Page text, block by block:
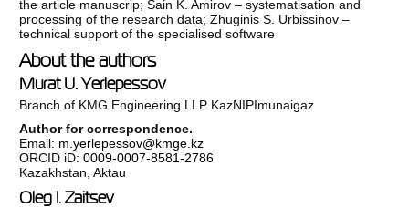
the article manuscrip; Sain K. Amirov – systematisation and
processing of the research data; Zhuginis S. Urbissinov –
technical support of the specialised software
About the authors
Murat U. Yerlepessov
Branch of KMG Engineering LLP KazNIPImunaigaz
Author for correspondence.
Email: m.yerlepessov@kmge.kz
ORCID iD:0009-0007-8581-2786
Kazakhstan, Aktau
Oleg I. Zaitsev